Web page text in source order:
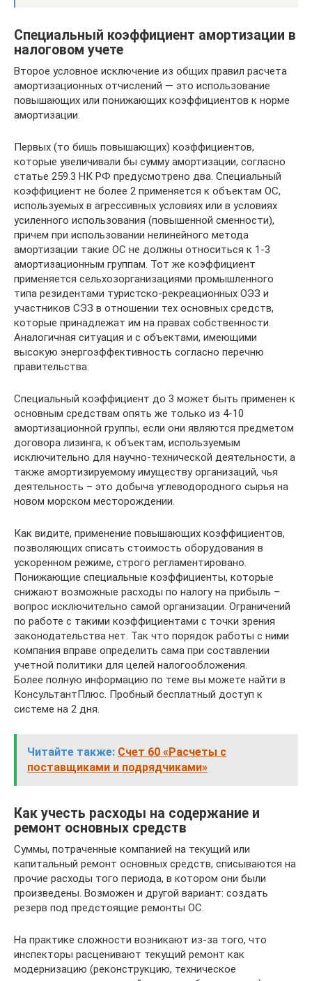
Специальный коэффициент амортизации в
налоговом учете
Второе условное исключение из общих правил расчета
амортизационных отчислений — это использование
повышающих или понижающих коэффициентов к норме
амортизации.
Первых (то бишь повышающих) коэффициентов,
которые увеличивали бы сумму амортизации, согласно
статье 259.3 НК РФ предусмотрено два. Специальный
коэффициент не более 2 применяется к объектам ОС,
используемых в агрессивных условиях или в условиях
усиленного использования (повышенной сменности),
причем при использовании нелинейного метода
амортизации такие ОС не должны относиться к 1-3
амортизационным группам. Тот же коэффициент
применяется сельхозорганизациями промышленного
типа резидентами туристско-рекреационных ОЭЗ и
участников СЭЗ в отношении тех основных средств,
которые принадлежат им на правах собственности.
Аналогичная ситуация и с объектами, имеющими
высокую энергоэффективность согласно перечню
правительства.
Специальный коэффициент до 3 может быть применен к
основным средствам опять же только из 4-10
амортизационной группы, если они являются предметом
договора лизинга, к объектам, используемым
исключительно для научно-технической деятельности, а
также амортизируемому имуществу организаций, чья
деятельность – это добыча углеводородного сырья на
новом морском месторождении.
Как видите, применение повышающих коэффициентов,
позволяющих списать стоимость оборудования в
ускоренном режиме, строго регламентировано.
Понижающие специальные коэффициенты, которые
снижают возможные расходы по налогу на прибыль –
вопрос исключительно самой организации. Ограничений
по работе с такими коэффициентами с точки зрения
законодательства нет. Так что порядок работы с ними
компания вправе определить сама при составлении
учетной политики для целей налогообложения.
Более полную информацию по теме вы можете найти в
КонсультантПлюс. Пробный бесплатный доступ к
системе на 2 дня.
Читайте также: Счет 60 «Расчеты с
поставщиками и подрядчиками»
Как учесть расходы на содержание и
ремонт основных средств
Суммы, потраченные компанией на текущий или
капитальный ремонт основных средств, списываются на
прочие расходы того периода, в котором они были
произведены. Возможен и другой вариант: создать
резерв под предстоящие ремонты ОС.
На практике сложности возникают из-за того, что
инспекторы расценивают текущий ремонт как
модернизацию (реконструкцию, техническое